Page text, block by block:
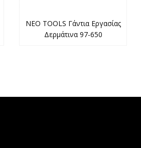
NEO TOOLS Γάντια Εργασίας
Δερμάτινα 97-650